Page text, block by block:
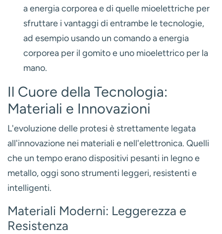
a energia corporea e di quelle mioelettriche per
sfruttare i vantaggi di entrambe le tecnologie,
ad esempio usando un comando a energia
corporea per il gomito e uno mioelettrico per la
mano.
Il Cuore della Tecnologia:
Materiali e Innovazioni
L'evoluzione delle protesi è strettamente legata
all'innovazione nei materiali e nell'elettronica. Quelli
che un tempo erano dispositivi pesanti in legno e
metallo, oggi sono strumenti leggeri, resistenti e
intelligenti.
Materiali Moderni: Leggerezza e
Resistenza